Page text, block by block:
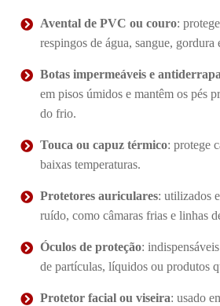
Avental de PVC ou couro:
respingos de água, sangue, gordura
Botas impermeáveis e
em pisos úmidos e mantêm os pés
do frio.
Touca ou capuz térmico: protege
baixas temperaturas.
Protetores auriculares: utilizados
ruído, como câmaras frias e linhas
Óculos de proteção:
de partículas, líquidos ou produtos
Protetor facial ou viseira: usado